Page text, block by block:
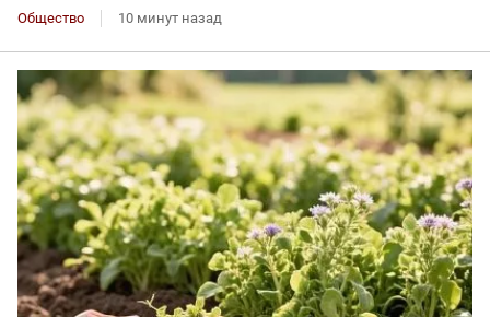
Общество 10 минут назад